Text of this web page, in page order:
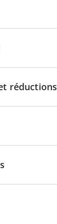
réductions